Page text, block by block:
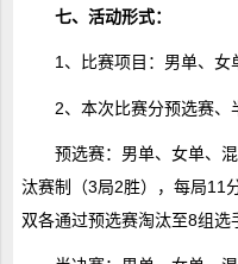
七、活动形式：
1、比赛项目：男单、女
2、本次比赛分预选赛、
预选赛：男单、女单、
汰赛制（3局2胜），每局11
双各通过预选赛淘汰至8组选